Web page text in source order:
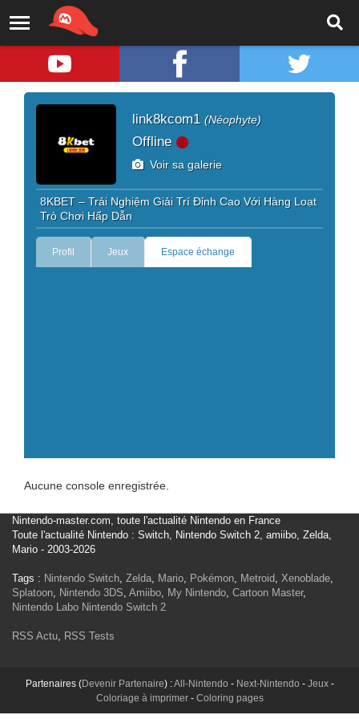
link8kcom1 (Néophyte)
Offline
Voir sa galerie
8KBET – Trải Nghiệm Giải Trí Đỉnh Cao Với Hàng Loạt
Trò Chơi Hấp Dẫn
Profil Jeux Espace échange
Aucune console enregistrée.
Nintendo-master.com, toute l'actualité Nintendo en France
Toute l'actualité Nintendo : Switch, Nintendo Switch 2, amiibo, Zelda,
Mario - 2003-2026
Tags : Nintendo Switch, Zelda, Mario, Pokémon, Metroid, Xenoblade,
Splatoon, Nintendo 3DS, Amiibo, My Nintendo, Cartoon Master,
Nintendo Labo Nintendo Switch 2
RSS Actu, RSS Tests
Partenaires (Devenir Partenaire) :All-Nintendo - Next-Nintendo - Jeux-
Coloriage à imprimer- Coloring pages